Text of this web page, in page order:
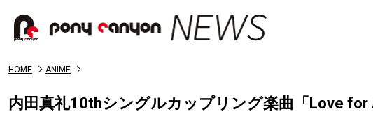
HOME ANIME
内田真礼10thシングルカップリング楽曲「Love for